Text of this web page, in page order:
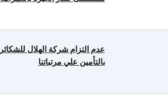
عدم التزام شركة الهلال للشكائر
بالتأمين علي مرتباتنا